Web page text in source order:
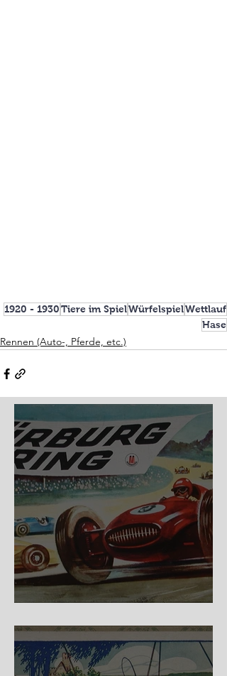
1920 - 1930Tiere im SpielWürfelspielWettlauf
Hase
Rennen (Auto-, Pferde, etc.)